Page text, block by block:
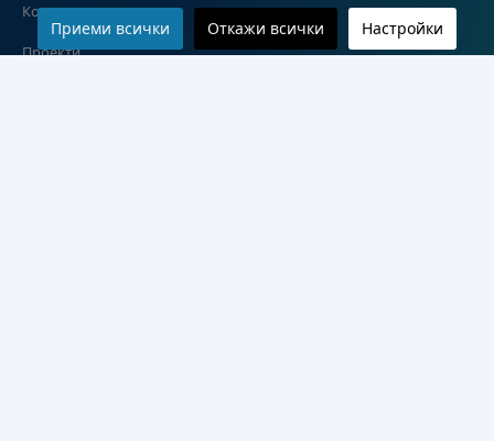
Конкурси
Проекти
Приеми всички Откажи всички Настройки